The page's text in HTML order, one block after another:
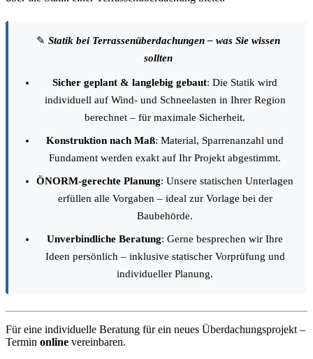
✎ Statik bei Terrassenüberdachungen – was Sie wissen
sollten
Sicher geplant & langlebig gebaut: Die Statik wird
individuell auf Wind- und Schneelasten in Ihrer Region
berechnet – für maximale Sicherheit.
Konstruktion nach Maß: Material, Sparrenanzahl und
Fundament werden exakt auf Ihr Projekt abgestimmt.
ÖNORM-gerechte Planung: Unsere statischen Unterlagen
erfüllen alle Vorgaben – ideal zur Vorlage bei der
Baubehörde.
Unverbindliche Beratung: Gerne besprechen wir Ihre
Ideen persönlich – inklusive statischer Vorprüfung und
individueller Planung.
Für eine individuelle Beratung für ein neues Überdachungsprojekt –
Termin online vereinbaren.